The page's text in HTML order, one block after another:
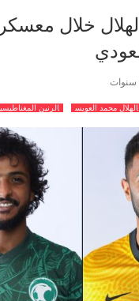
خلال معسكر
الهلال محمد العويس الرنين المغناطيسي